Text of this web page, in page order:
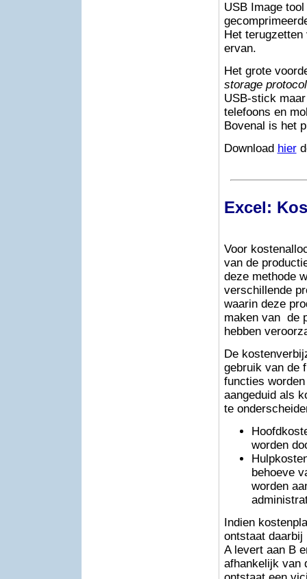
USB Image
Het
ervan.
Het grote
storage protocol
USB-stick
telefoons en
Bovenal is het
Download hier
Excel:
Voor
van de
deze methode
verschillende
waarin deze
maken van de
hebben
De
gebruik van de
functies
aangeduid als
te
worden
behoeve
worden
Indien
ontstaat daarbij
A levert aan B
afhankelijk van